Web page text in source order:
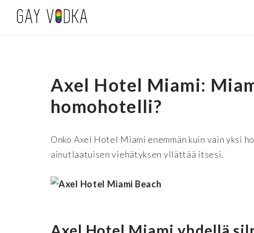
Axel Hotel Miami:
homohotelli?
Onko Axel Hotel Miami enemmän kuin vain yksi
ainutlaatuisen viehätyksen yllättää itsesi.